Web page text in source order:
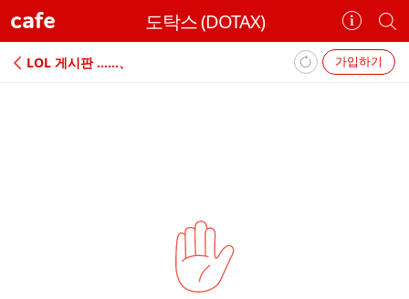
cafe 도탁스 (DOTAX)
카
페
정
보
개
별
카
페
가입하기
LOL 게시판 ‥‥‥、